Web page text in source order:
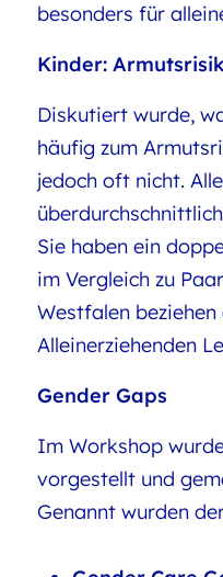
besonders für
Kinder:
Diskutiert wurde,
häufig zum
jedoch oft nicht.
Sie haben ein
im Vergleich zu
Westfalen
Alleinerziehenden
Gender Gaps
Im Workshop
vorgestellt und
Genannt wurden